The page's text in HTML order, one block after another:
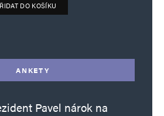
reklam množství
DO KOŠÍKU
ANKETY
Pavel nárok na